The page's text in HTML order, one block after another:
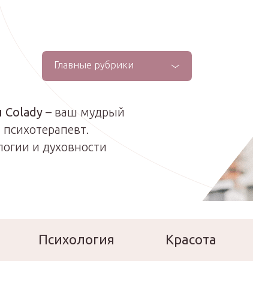
Главные рубрики
– ваш мудрый
и духовности
Психология Красота